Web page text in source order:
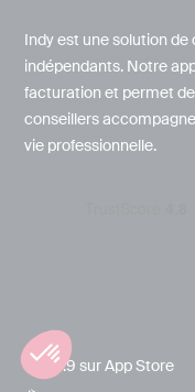
Indy est une solution
indépendants. Notre
facturation et permet
conseillers
vie professionnelle.
4.9 sur App Store